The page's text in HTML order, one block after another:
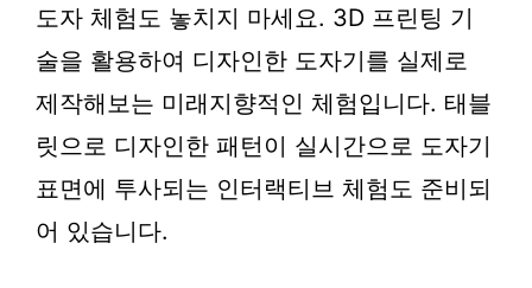
도자 체험 도 놓치지 마세요. 3D 프린팅 기
술을 활용하여 디자인한 도자기를 실제로
제작해보는 미래지향적인 체험입니다. 태블
릿으로 디자인한 패턴이 실시간으로 도자기
표면에 투사되는 인터랙티브 체험도 준비되
어 있습니다.